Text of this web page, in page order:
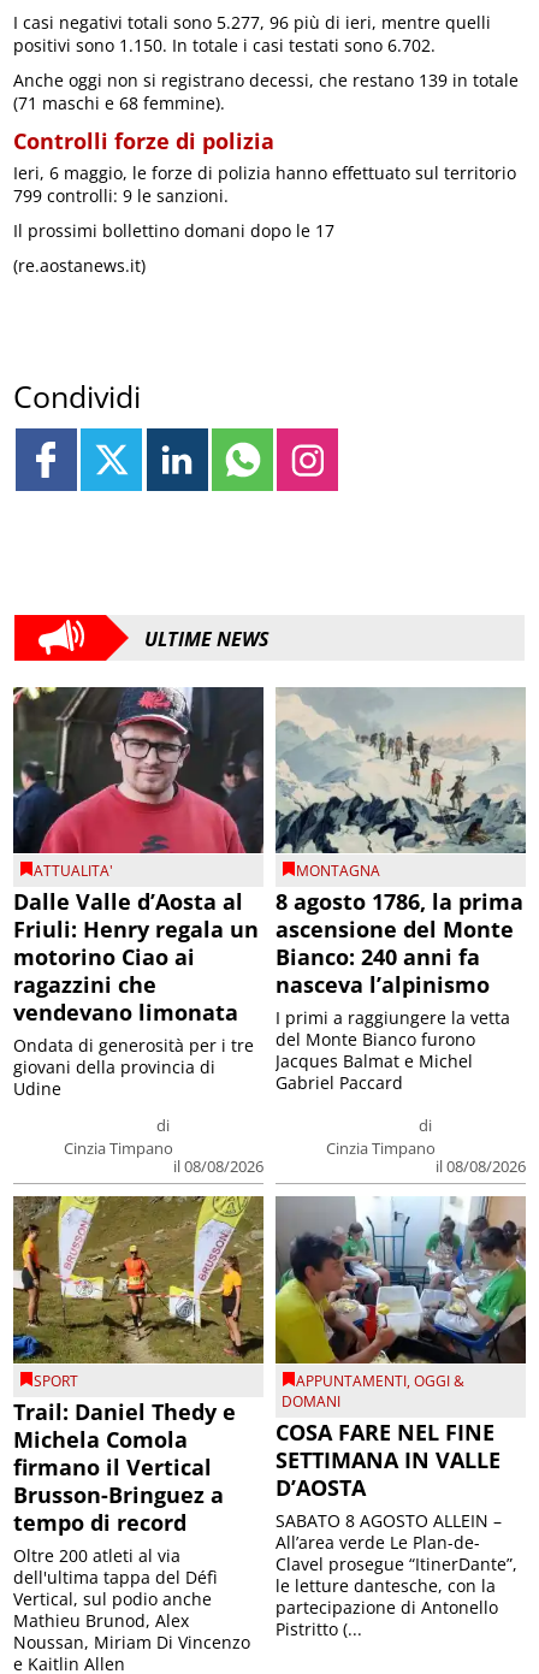
I casi negativi totali sono 5.277, 96 più di ieri, mentre quelli
positivi sono 1.150. In totale i casi testati sono 6.702.
Anche oggi non si registrano decessi, che restano 139 in totale
(71 maschi e 68 femmine).
Controlli forze di polizia
Ieri, 6 maggio, le forze di polizia hanno effettuato sul territorio
799 controlli: 9 le sanzioni.
Il prossimi bollettino domani dopo le 17
(re.aostanews.it)
Condividi
ULTIME NEWS
ATTUALITA'
Dalle Valle d’Aosta al
Friuli: Henry regala un
motorino Ciao ai
ragazzini che
vendevano limonata
di
Cinzia Timpano
il 08/08/2026
Ondata di generosità per i tre
giovani della provincia di
Udine
MONTAGNA
8 agosto 1786, la prima
ascensione del Monte
Bianco: 240 anni fa
nasceva l’alpinismo
di
Cinzia Timpano
il 08/08/2026
I primi a raggiungere la vetta
del Monte Bianco furono
Jacques Balmat e Michel
Gabriel Paccard
SPORT
Trail: Daniel Thedy e
Michela Comola
firmano il Vertical
Brusson-Bringuez a
tempo di record
Oltre 200 atleti al via
dell'ultima tappa del Défì
Vertical, sul podio anche
Mathieu Brunod, Alex
Noussan, Miriam Di Vincenzo
e Kaitlin Allen
APPUNTAMENTI,OGGI &
DOMANI
COSA FARE NEL FINE
SETTIMANA IN VALLE
D’AOSTA
SABATO 8 AGOSTO ALLEIN –
All’area verde Le Plan-de-
Clavel prosegue “ItinerDante”,
le letture dantesche, con la
partecipazione di Antonello
Pistritto (...